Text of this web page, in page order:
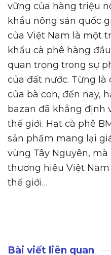
vững của hàng triệu
khẩu nông sản quốc
của Việt Nam là một
khẩu cà phê hàng
quan trọng trong sự
của đất nước. Từng là
của bà con, đến nay,
bazan đã khẳng định
thế giới. Hạt cà phê
sản phẩm mang lại
vùng Tây Nguyên,
thương hiệu Việt
thế giới…
Bài viết liên quan